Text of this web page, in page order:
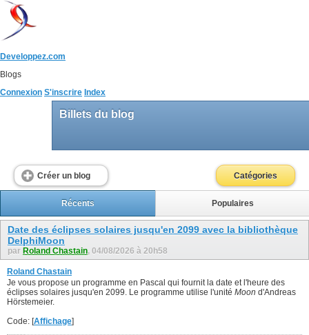
Developpez.com
Blogs
Connexion S'inscrire Index
Billets du blog
Créer un blog Catégories
Récents Populaires
Date des éclipses solaires jusqu'en 2099 avec la bibliothèque
DelphiMoon
par Roland Chastain, 04/08/2026 à 20h58
Roland Chastain
Je vous propose un programme en Pascal qui fournit la date et l'heure des
éclipses solaires jusqu'en 2099. Le programme utilise l'unité Moon d'Andreas
Hörstemeier.
Code: [Affichage]